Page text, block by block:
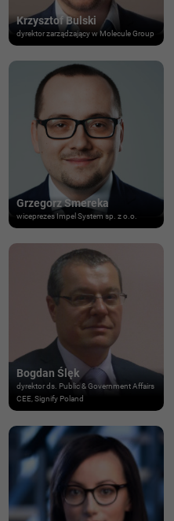
Krzysztof Bulski
dyrektor zarządzający w Molecule Group
Grzegorz Smereka
wiceprezes Impel System sp. z o.o.
Bogdan Ślęk
dyrektor ds. Public & Government Affairs
CEE, Signify Poland